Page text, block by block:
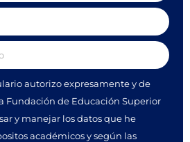
autorizo expresamente y de
Fundación de Educación Superior
y manejar los datos que he
académicos y según las